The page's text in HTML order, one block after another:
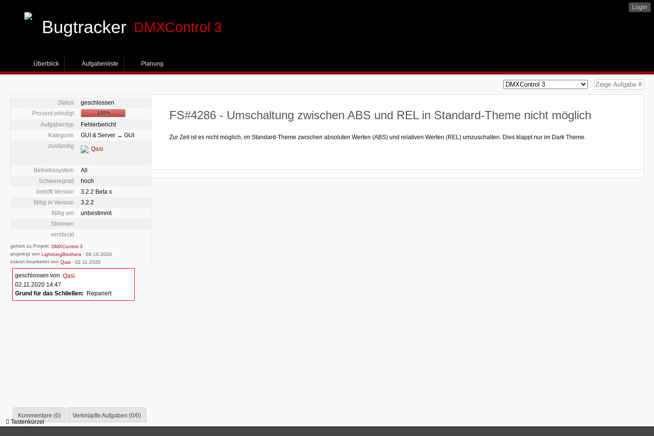
Bugtracker DMXControl 3
Login
Überblick Aufgabenliste Planung
Status
geschlossen
Prozent erledigt
100%
Aufgabentyp
Fehlerbericht
Kategorie
GUI & Server → GUI
zuständig
Qasi
Betriebssystem
All
Schweregrad
hoch
betrifft Version
3.2.2 Beta x
fällig in Version
3.2.2
fällig am
unbestimmt
Stimmen
versteckt
gehört zu Projekt: DMXControl 3
angelegt von LightningBrothers - 08.10.2020
zuletzt bearbeitet von Qasi - 02.11.2020
FS#4286 - Umschaltung zwischen ABS und REL in Standard-Theme nicht möglich
Zur Zeit ist es nicht möglich, im Standard-Theme zwischen absoluten Werten (ABS) und relativen Werten (REL) umzuschalten. Dies klappt nur im Dark Theme.
geschlossen von Qasi
02.11.2020 14:47
Grund für das Schließen: Repariert
Kommentare (0)
Verknüpfte Aufgaben (0/0)
Tastenkürzel